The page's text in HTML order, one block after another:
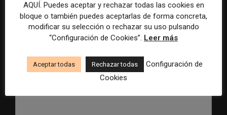
DEJA UNA RESPUESTA
AQUÍ. Puedes aceptar y rechazar todas las cookies en
bloque o también puedes aceptarlas de forma concreta,
modificar su selección o rechazar su uso pulsando
“Configuración de Cookies”. Leer más
Aceptar todas Rechazar todas
Configuración de
Cookies